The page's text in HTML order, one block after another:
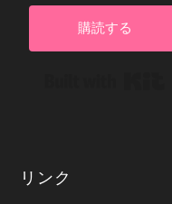
購読する
リンク